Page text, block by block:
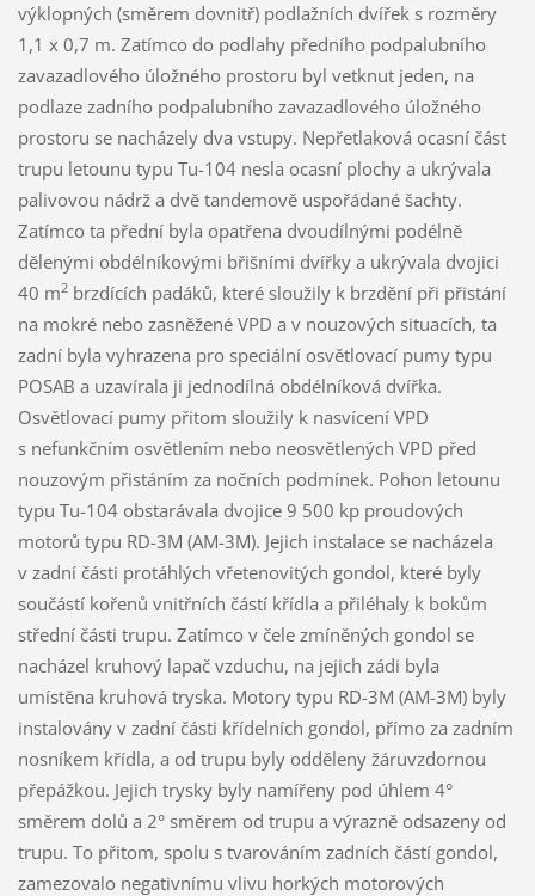
výklopných (směrem dovnitř) podlažních dvířek s rozměry
1,1 x 0,7 m. Zatímco do podlahy předního podpalubního
zavazadlového úložného prostoru byl vetknut jeden, na
podlaze zadního podpalubního zavazadlového úložného
prostoru se nacházely dva vstupy. Nepřetlaková ocasní část
trupu letounu typu Tu-104 nesla ocasní plochy a ukrývala
palivovou nádrž a dvě tandemově uspořádané šachty.
Zatímco ta přední byla opatřena dvoudílnými podélně
dělenými obdélníkovými břišními dvířky a ukrývala dvojici
40 m2brzdících padáků, které sloužily k brzdění při přistání
na mokré nebo zasněžené VPD a v nouzových situacích, ta
zadní byla vyhrazena pro speciální osvětlovací pumy typu
POSAB a uzavírala ji jednodílná obdélníková dvířka.
Osvětlovací pumy přitom sloužily k nasvícení VPD
s nefunkčním osvětlením nebo neosvětlených VPD před
nouzovým přistáním za nočních podmínek. Pohon letounu
typu Tu-104 obstarávala dvojice 9 500 kp proudových
motorů typu RD-3M (AM-3M). Jejich instalace se nacházela
v zadní části protáhlých vřetenovitých gondol, které byly
součástí kořenů vnitřních částí křídla a přiléhaly k bokům
střední části trupu. Zatímco v čele zmíněných gondol se
nacházel kruhový lapač vzduchu, na jejich zádi byla
umístěna kruhová tryska. Motory typu RD-3M (AM-3M) byly
instalovány v zadní části křídelních gondol, přímo za zadním
nosníkem křídla, a od trupu byly odděleny žáruvzdornou
přepážkou. Jejich trysky byly namířeny pod úhlem 4°
směrem dolů a 2° směrem od trupu a výrazně odsazeny od
trupu. To přitom, spolu s tvarováním zadních částí gondol,
zamezovalo negativnímu vlivu horkých motorových